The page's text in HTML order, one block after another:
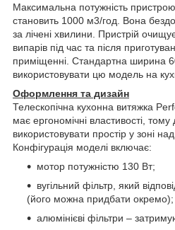
Максимальна потужність
становить 1000 м3/год. Вона
за лічені хвилини. Пристрій
випарів під час та після
приміщенні. Стандартна ширина
використовувати цю модель на
Оформлення та дизайн
Телескопічна кухонна витяжка
має ергономічні властивості,
використовувати простір у зоні
Конфігурація моделі включає:
мотор потужністю 130 Вт;
вугільний фільтр, який
(його можна придбати окремо);
алюмінієві фільтри –